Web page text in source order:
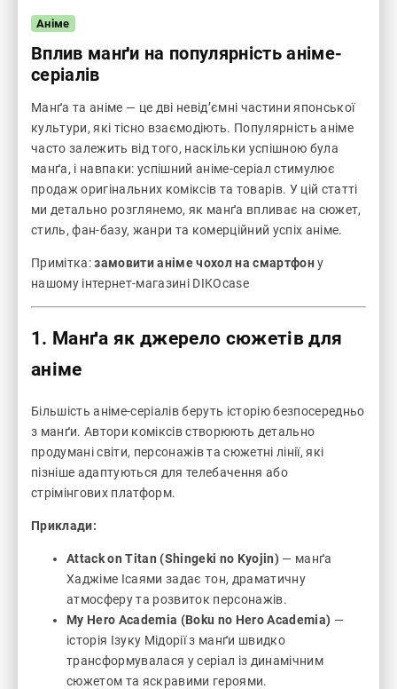
Аніме
Вплив манґи на популярність аніме-
серіалів
Манґа та аніме — це дві невід’ємні частини японської
культури, які тісно взаємодіють. Популярність аніме
часто залежить від того, наскільки успішною була
манґа, і навпаки: успішний аніме-серіал стимулює
продаж оригінальних коміксів та товарів. У цій статті
ми детально розглянемо, як манґа впливає на сюжет,
стиль, фан-базу, жанри та комерційний успіх аніме.
Примітка:замовити аніме чохол на смартфону
нашому інтернет-магазині DIKOcase
1. Манґа як джерело сюжетів для
аніме
Більшість аніме-серіалів беруть історію безпосередньо
з манґи. Автори коміксів створюють детально
продумані світи, персонажів та сюжетні лінії, які
пізніше адаптуються для телебачення або
стрімінгових платформ.
Приклади:
Attack on Titan (Shingeki no Kyojin) — манґа
Хаджіме Ісаями задає тон, драматичну
атмосферу та розвиток персонажів.
My Hero Academia (Boku no Hero Academia) —
історія Ізуку Мідорії з манґи швидко
трансформувалася у серіал із динамічним
сюжетом та яскравими героями.